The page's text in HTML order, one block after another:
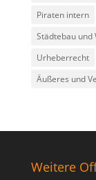
Piraten intern
Städtebau und
Urheberrecht
Äußeres und
Weitere